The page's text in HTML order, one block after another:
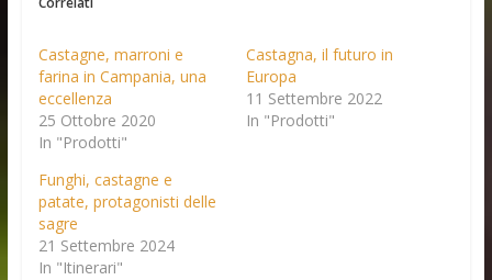
Castagne, marroni e
farina in Campania, una
eccellenza
25 Ottobre 2020
In "Prodotti"
Castagna, il futuro in
Europa
11 Settembre 2022
In "Prodotti"
Funghi, castagne e
patate, protagonisti delle
sagre
21 Settembre 2024
In "Itinerari"